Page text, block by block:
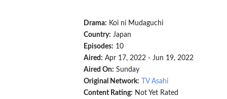
Drama: Koi ni Mudaguchi
Country: Japan
Episodes: 10
Aired: Apr 17, 2022 - Jun 19, 2022
Aired On: Sunday
Original Network:
TV Asahi
Content Rating: Not Yet Rated